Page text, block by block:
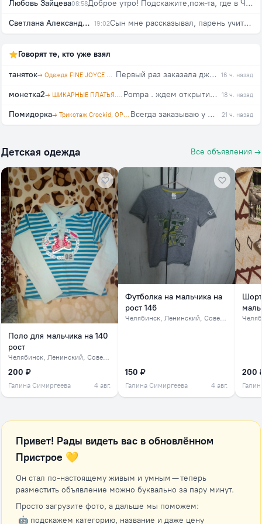
Любовь Зайцева08:58
Доброе утро! Подскажите,пож-та, где в Челябинске выгоднее купить рабочие тетради для 3 класса, школа России?
Светлана Александровна
19:02 Сын мне рассказывал, парень учится у них, из рабочей семьи. Мать была против поступления в ВУЗ(парень поступил). Говорила ему после школы идти работать на завод. Как-то так.
Говорят те, кто уже взял
таняток → Одежда FINE JOYCE и PRIMM. Агент polosataya karamel Первый раз заказала джинсы в этой закупке, на свой 46, взяла 29. Организатор оперативно отвечает на вопросы. Спасибо!!! 16 ч. назад
монетка2 → ШИКАРНЫЕ ПЛАТЬЯ. Агент Натусёна Pompa . ждем открытия закупки!!! 18 ч. назад
Помидорка → Трикотаж Crockid, OPTOP™, trikozza Всегда заказываю у данного поставщика. Качество отличное, всем довольна! 21 ч. назад
Детская одежда Все объявления →
Поло для мальчика на 140
рост
Челябинск , Ленинский, Советский, северок
200 ₽
Галина Симиргеева 4 авг.
Футболка на мальчика на
рост 146
Челябинск, Ленинский, Советский, северок
150 ₽
Галина Симиргеева 4 авг.
200
Привет! Рады видеть вас в обновлённом
Пристрое 💛
Он стал по-настоящему живым и умным — теперь
разместить объявление можно буквально за пару минут.
Просто загрузите фото, а дальше мы поможем:
🤖 подскажем категорию, название и даже цену